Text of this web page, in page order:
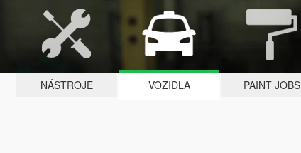
NÁSTROJE VOZIDLA PAINT JOBS